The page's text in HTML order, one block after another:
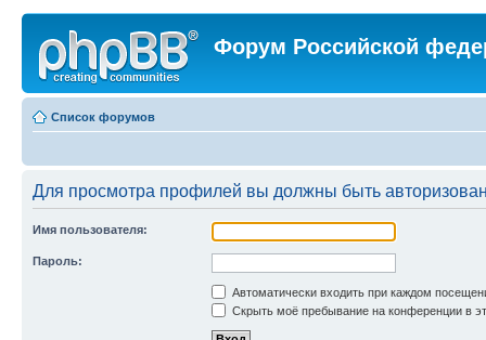
Форум Российской
Список форумов
Для просмотра профилей вы должны быть
Имя пользователя:
Пароль:
Автоматически входить при каждом
Скрыть моё пребывание на конференции в